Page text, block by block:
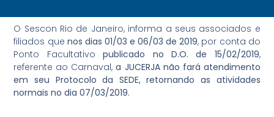
O Sescon Rio de Janeiro, informa a seus associados e
filiados que nos dias 01/03 e 06/03 de 2019, por conta do
Ponto Facultativopublicado no D.O. de 15/02/2019,
referente ao Carnaval,a JUCERJA não fará atendimento
em seu Protocolo da SEDE, retornando as atividades
normais no dia 07/03/2019.